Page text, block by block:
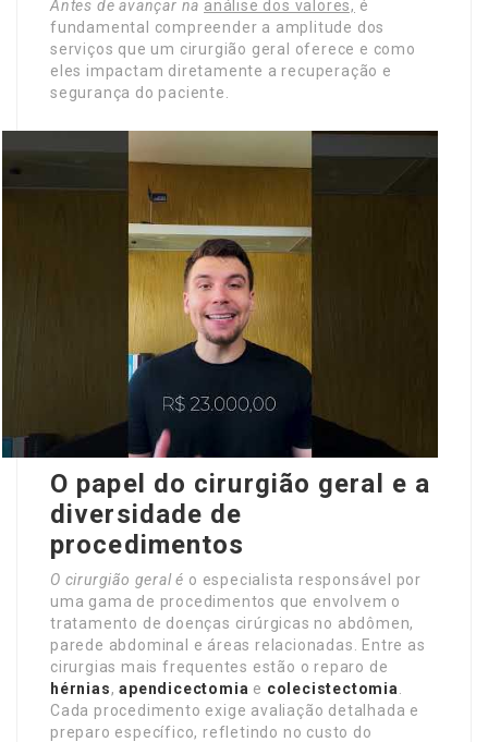
Antes de avançar na análise dos valores, é
fundamental compreender a amplitude dos
serviços que um cirurgião geral oferece e como
eles impactam diretamente a recuperação e
segurança do paciente.
O papel do cirurgião geral e a
diversidade de
procedimentos
O cirurgião geral é o especialista responsável por
uma gama de procedimentos que envolvem o
tratamento de doenças cirúrgicas no abdômen,
parede abdominal e áreas relacionadas. Entre as
cirurgias mais frequentes estão o reparo de
hérnias,apendicectomia e colecistectomia
Cada procedimento exige avaliação detalhada e
preparo específico, refletindo no custo do